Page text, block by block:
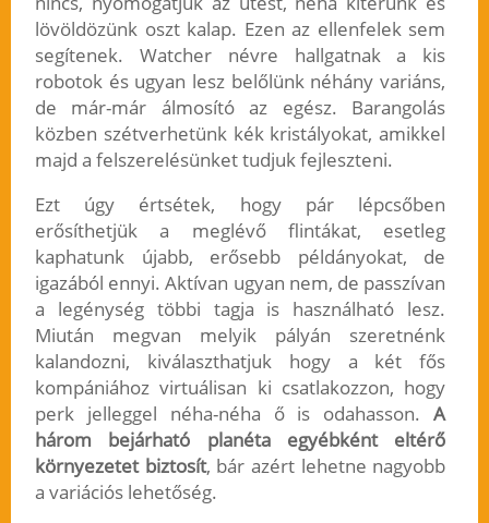
lövöldözünk oszt kalap. Ezen az ellenfelek sem
segítenek. Watcher névre hallgatnak a kis
robotok és ugyan lesz belőlünk néhány variáns,
de már-már álmosító az egész. Barangolás
közben szétverhetünk kék kristályokat, amikkel
majd a felszerelésünket tudjuk fejleszteni.
Ezt úgy értsétek, hogy pár lépcsőben
erősíthetjük a meglévő flintákat, esetleg
kaphatunk újabb, erősebb példányokat, de
igazából ennyi. Aktívan ugyan nem, de passzívan
a legénység többi tagja is használható lesz.
Miután megvan melyik pályán szeretnénk
kalandozni, kiválaszthatjuk hogy a két fős
kompániához virtuálisan ki csatlakozzon, hogy
perk jelleggel néha-néha ő is odahasson.A
három bejárható planéta egyébként eltérő
környezetet biztosít, bár azért lehetne nagyobb
a variációs lehetőség.